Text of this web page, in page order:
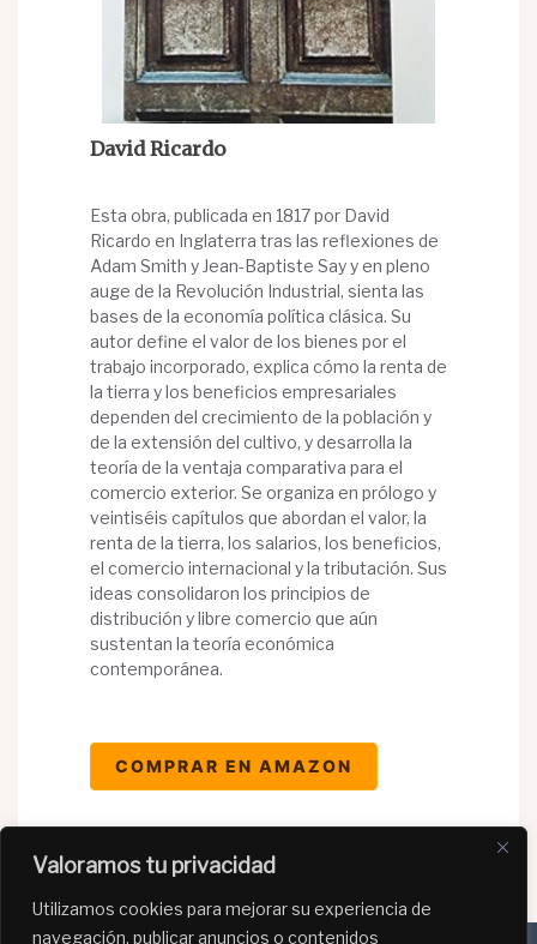
Valoramos tu privacidad
Utilizamos cookies para mejorar su experiencia de
navegación, publicar anuncios o contenidos
David Ricardo
Esta obra, publicada en 1817 por David
Ricardo en Inglaterra tras las reflexiones de
Adam Smith y Jean-Baptiste Say y en pleno
auge de la Revolución Industrial, sienta las
bases de la economía política clásica. Su
autor define el valor de los bienes por el
trabajo incorporado, explica cómo la renta de
la tierra y los beneficios empresariales
dependen del crecimiento de la población y
de la extensión del cultivo, y desarrolla la
teoría de la ventaja comparativa para el
comercio exterior. Se organiza en prólogo y
veintiséis capítulos que abordan el valor, la
renta de la tierra, los salarios, los beneficios,
el comercio internacional y la tributación. Sus
ideas consolidaron los principios de
distribución y libre comercio que aún
sustentan la teoría económica
contemporánea.
COMPRAR EN AMAZON